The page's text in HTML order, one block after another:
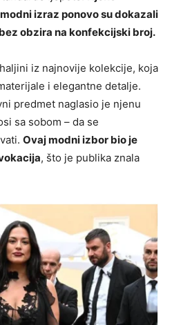
izraz ponovo su dokazali
obzira na konfekcijski broj.
iz najnovije kolekcije, koja
i elegantne detalje.
predmet naglasio je njenu
sa sobom – da se
Ovaj modni izbor bio je
, što je publika znala